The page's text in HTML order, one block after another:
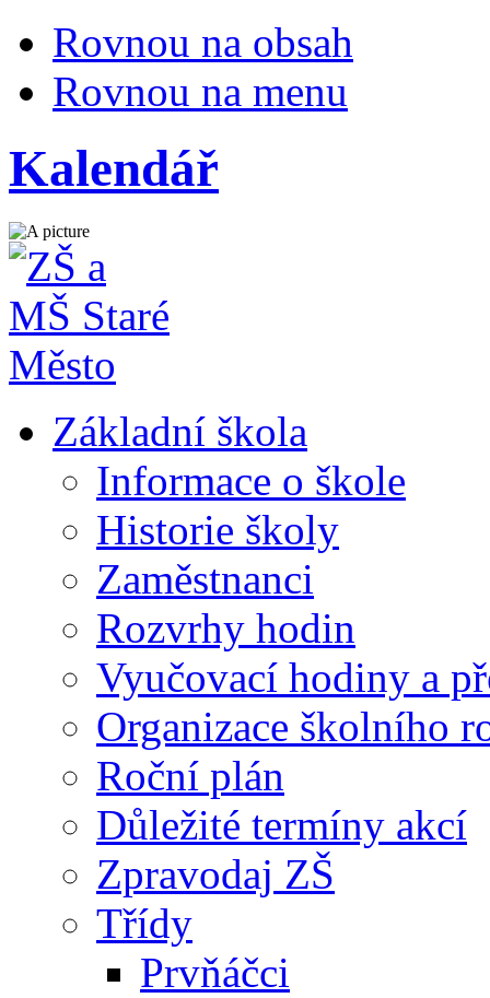
Rovnou na obsah
Rovnou na menu
Kalendář
Základní škola
Informace o škole
Historie školy
Zaměstnanci
Rozvrhy hodin
Vyučovací hodiny a
Organizace školního
Roční plán
Důležité termíny akcí
Zpravodaj ZŠ
Třídy
Prvňáčci